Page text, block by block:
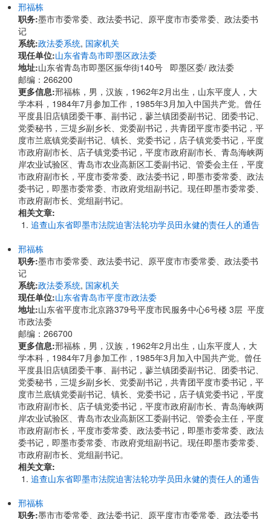
邢福栋
职务:墨市市委常委、政法委书记、原平度市市委常委、政法委书
记
系统:政法委系统, 国家机关
现任单位:山东省青岛市即墨区政法委
地址:山东省青岛市即墨区振华街140号 即墨区委/ 政法委
邮编：266200
更多信息:邢福栋，男，汉族，1962年2月出生，山东平度人，大
学本科，1984年7月参加工作，1985年3月加入中国共产党。曾任
平度县旧店镇团委干事、副书记，蓼兰镇团委副书记、团委书记、
党委秘书，三堤乡副乡长、党委副书记，共青团平度市委书记，平
度市兰底镇党委副书记、镇长、党委书记，店子镇党委书记，平度
市政府副市长、店子镇党委书记，平度市政府副市长、青岛海峡两
岸农业试验区、青岛市农业高新区工委副书记、管委会主任，平度
市政府副市长，平度市委常委、政法委书记，即墨市委常委、政法
委书记，即墨市委常委、市政府党组副书记。现任即墨市委常委、
市政府副市长、党组副书记。
相关文章:
追查山东省即墨市法院迫害法轮功学员田永健的责任人的通告
邢福栋
职务:墨市市委常委、政法委书记、原平度市市委常委、政法委书
记
系统:政法委系统, 国家机关
现任单位:山东省青岛市平度市政法委
地址:山东省平度市北京路379号平度市民服务中心6号楼 3层 平度
市政法委
邮编：266700
更多信息:邢福栋，男，汉族，1962年2月出生，山东平度人，大
学本科，1984年7月参加工作，1985年3月加入中国共产党。曾任
平度县旧店镇团委干事、副书记，蓼兰镇团委副书记、团委书记、
党委秘书，三堤乡副乡长、党委副书记，共青团平度市委书记，平
度市兰底镇党委副书记、镇长、党委书记，店子镇党委书记，平度
市政府副市长、店子镇党委书记，平度市政府副市长、青岛海峡两
岸农业试验区、青岛市农业高新区工委副书记、管委会主任，平度
市政府副市长，平度市委常委、政法委书记，即墨市委常委、政法
委书记，即墨市委常委、市政府党组副书记。现任即墨市委常委、
市政府副市长、党组副书记。
相关文章:
追查山东省即墨市法院迫害法轮功学员田永健的责任人的通告
邢福栋
职务:墨市市委常委、政法委书记、原平度市市委常委、政法委书